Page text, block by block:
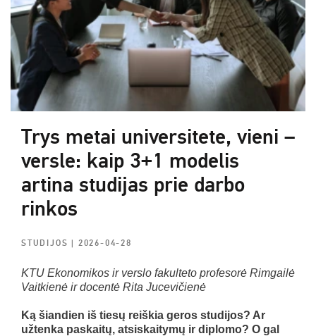
Trys metai universitete, vieni –
versle: kaip 3+1 modelis
artina studijas prie darbo
rinkos
STUDIJOS| 2026-04-28
KTU Ekonomikos ir verslo fakulteto profesorė Rimgailė
Vaitkienė ir docentė Rita Jucevičienė
Ką šiandien iš tiesų reiškia geros studijos? Ar
užtenka paskaitų, atsiskaitymų ir diplomo? O gal